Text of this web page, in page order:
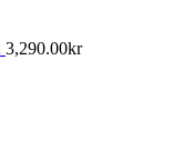
3,290.00kr